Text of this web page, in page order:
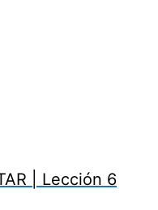
| Lección 6